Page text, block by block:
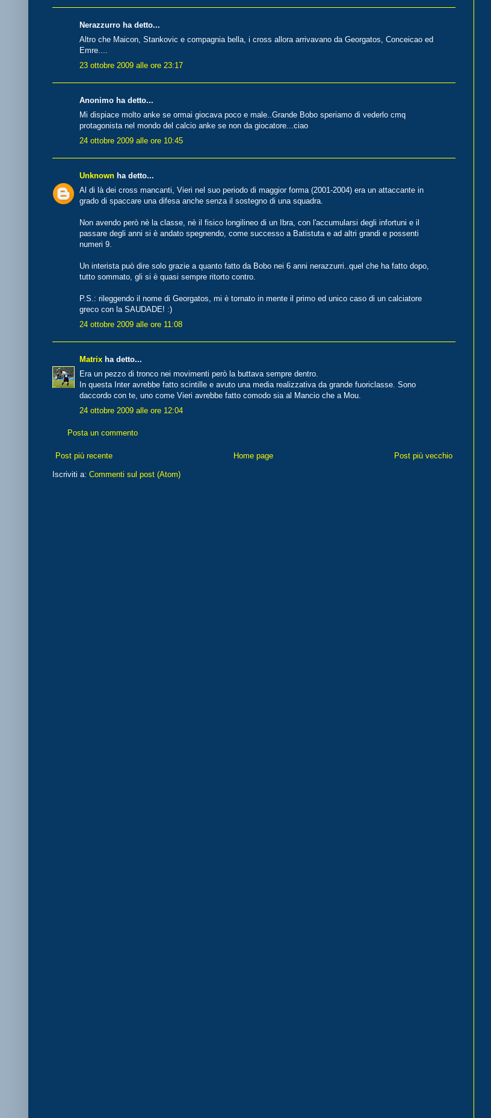
Nerazzurro ha detto...
Altro che Maicon, Stankovic e compagnia bella, i cross allora arrivavano da Georgatos, Conceicao ed
Emre....
23 ottobre 2009 alle ore 23:17
Anonimo ha detto...
Mi dispiace molto anke se ormai giocava poco e male..Grande Bobo speriamo di vederlo cmq
protagonista nel mondo del calcio anke se non da giocatore...ciao
24 ottobre 2009 alle ore 10:45
Unknown ha detto...
Al di là dei cross mancanti, Vieri nel suo periodo di maggior forma (2001-2004) era un attaccante in
grado di spaccare una difesa anche senza il sostegno di una squadra.
Non avendo però nè la classe, nè il fisico longilineo di un Ibra, con l'accumularsi degli infortuni e il
passare degli anni si è andato spegnendo, come successo a Batistuta e ad altri grandi e possenti
numeri 9.
Un interista può dire solo grazie a quanto fatto da Bobo nei 6 anni nerazzurri..quel che ha fatto dopo,
tutto sommato, gli si è quasi sempre ritorto contro.
P.S.: rileggendo il nome di Georgatos, mi è tornato in mente il primo ed unico caso di un calciatore
greco con la SAUDADE! :)
24 ottobre 2009 alle ore 11:08
Matrix ha detto...
Era un pezzo di tronco nei movimenti però la buttava sempre dentro.
In questa Inter avrebbe fatto scintille e avuto una media realizzativa da grande fuoriclasse. Sono
daccordo con te, uno come Vieri avrebbe fatto comodo sia al Mancio che a Mou.
24 ottobre 2009 alle ore 12:04
Posta un commento
Post più recente Post più vecchio
Home page
Iscriviti a: Commenti sul post (Atom)